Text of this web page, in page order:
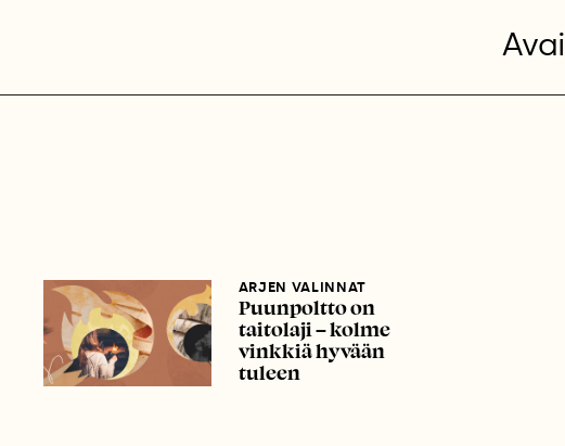
ARJEN VALINNAT
Puunpoltto on
taitolaji – kolme
vinkkiä hyvään
tuleen